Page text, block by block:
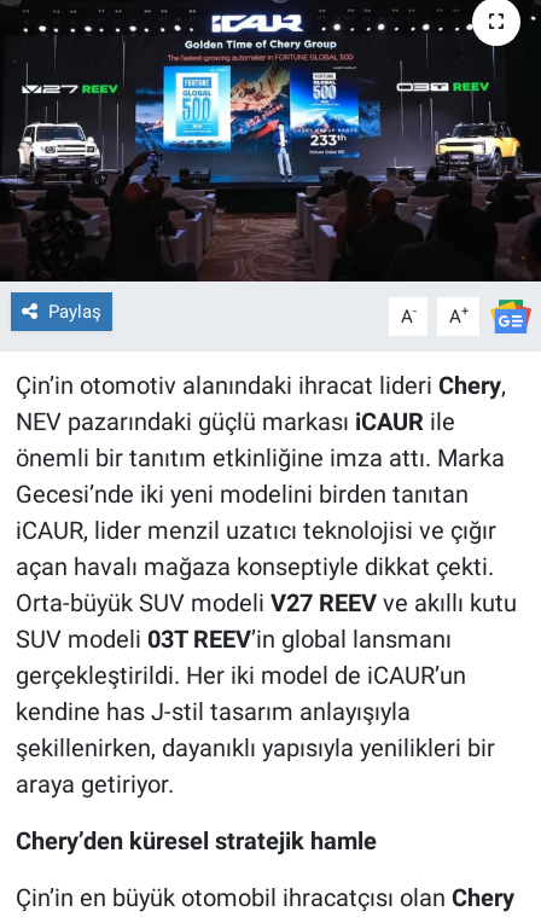
Paylaş A- A+
Çin’in otomotiv alanındaki ihracat lideri Chery,
NEV pazarındaki güçlü markası iCAUR ile
önemli bir tanıtım etkinliğine imza attı. Marka
Gecesi’nde iki yeni modelini birden tanıtan
iCAUR, lider menzil uzatıcı teknolojisi ve çığır
açan havalı mağaza konseptiyle dikkat çekti.
Orta-büyük SUV modeli V27 REEVve akıllı kutu
SUV modeli 03T REEV’in global lansmanı
gerçekleştirildi. Her iki model de iCAUR’un
kendine has J-stil tasarım anlayışıyla
şekillenirken, dayanıklı yapısıyla yenilikleri bir
araya getiriyor.
Chery’den küresel stratejik hamle
Çin’in en büyük otomobil ihracatçısı olan Chery